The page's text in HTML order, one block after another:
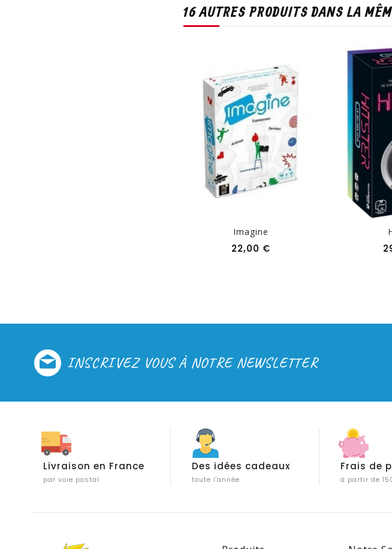
16 AUTRES PRODUITS DANS LA
Imagine
22,00 €Prix
INSCRIVEZ VOUS À NOTRE NEWSLETTER
Livraison en France
par voie postal
Des idées cadeaux
toute l'année
Frais de
à partir de